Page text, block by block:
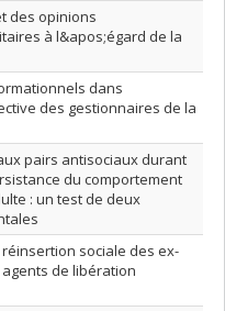
des opinions
à l&apos;égard de la
dans
des gestionnaires de la
pairs antisociaux durant
du comportement
: un test de deux
sociale des ex-
de libération